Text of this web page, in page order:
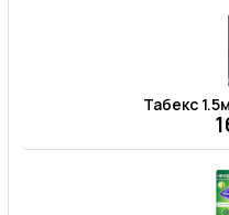
Табекс